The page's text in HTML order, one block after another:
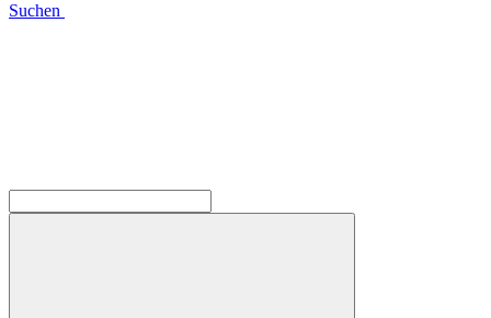
Suchen